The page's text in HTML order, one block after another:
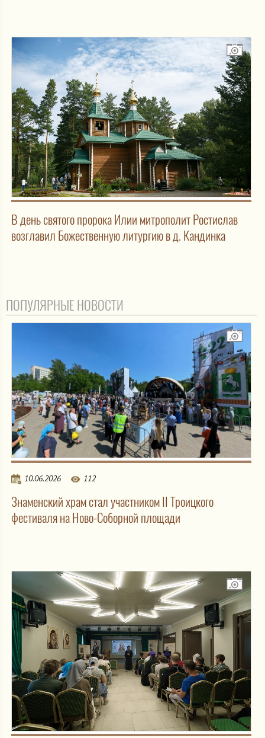
В день святого пророка Илии митрополит Ростислав
возглавил Божественную литургию в д. Кандинка
ПОПУЛЯРНЫЕ НОВОСТИ
10.06.2026 112
Знаменский храм стал участником II Троицкого
фестиваля на Ново-Соборной площади